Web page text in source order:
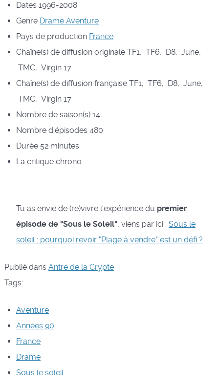
Dates 1996-2008
Genre DrameAventure
Pays de production France
Chaîne(s) de diffusion originale TF1, TF6, D8, June,
TMC, Virgin 17
Chaîne(s) de diffusion française TF1, TF6, D8, June,
TMC, Virgin 17
Nombre de saison(s) 14
Nombre d'épisodes 480
Durée 52 minutes
La critique chrono
Tu as envie de (re)vivre l'expérience du premier
épisode de "Sous le Soleil", viens par ici : Sous le
soleil : pourquoi revoir "Plage à vendre" est un défi ?
Publié dans Antre de la Crypte
Tags:
Aventure
Années 90
France
Drame
Sous le soleil